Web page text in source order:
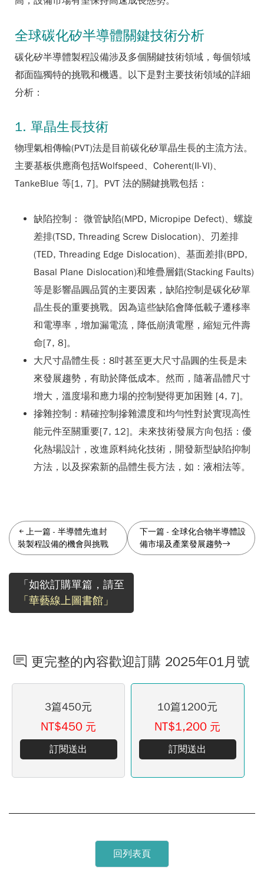
全球碳化矽半導體關鍵技術分析
碳化矽半導體製程設備涉及多個關鍵技術領域，每個領域
都面臨獨特的挑戰和機遇。以下是對主要技術領域的詳細
分析：
1. 單晶生長技術
物理氣相傳輸(PVT)法是目前碳化矽單晶生長的主流方法。
主要基板供應商包括Wolfspeed、Coherent(II-VI)、
TankeBlue 等[1, 7]。PVT 法的關鍵挑戰包括：
缺陷控制： 微管缺陷(MPD, Micropipe Defect)、螺旋
差排(TSD, Threading Screw Dislocation)、刃差排
(TED, Threading Edge Dislocation)、基面差排(BPD,
Basal Plane Dislocation)和堆疊層錯(Stacking Faults)
等是影響晶圓品質的主要因素，缺陷控制是碳化矽單
晶生長的重要挑戰。因為這些缺陷會降低載子遷移率
和電導率，增加漏電流，降低崩潰電壓，縮短元件壽
命[7, 8]。
大尺寸晶體生長：8吋甚至更大尺寸晶圓的生長是未
來發展趨勢，有助於降低成本。然而，隨著晶體尺寸
增大，溫度場和應力場的控制變得更加困難 [4, 7]。
摻雜控制：精確控制摻雜濃度和均勻性對於實現高性
能元件至關重要[7, 12]。未來技術發展方向包括：優
化熱場設計，改進原料純化技術，開發新型缺陷抑制
方法，以及探索新的晶體生長方法，如：液相法等。
上一篇 - 半導體先進封
裝製程設備的機會與挑戰
下一篇 -全球化合物半導體設
備市場及產業發展趨勢
「如欲訂購單篇，請至
「華藝線上圖書館」
更完整的內容歡迎訂購 2025年01月號
3篇450元
NT$450 元
訂閱送出
10篇1200元
NT$1,200 元
訂閱送出
回列表頁